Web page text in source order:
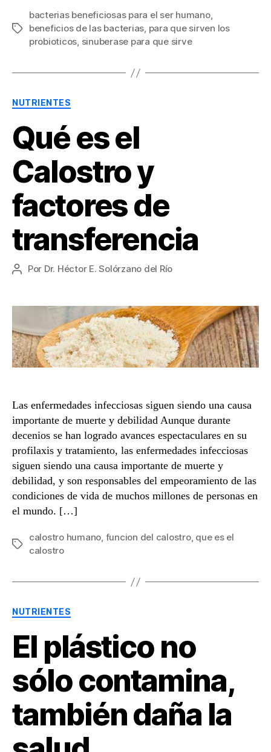
Etiquetas
bacterias beneficiosas para el ser humano,
beneficios de las bacterias, para que sirven los
probioticos, sinuberase para que sirve
NUTRIENTES
Qué es el
Calostro y
factores de
transferencia
Autor
entrada
Por Dr. Héctor E. Solórzano del Río
Las enfermedades infecciosas siguen siendo una causa
importante de muerte y debilidad Aunque durante
decenios se han logrado avances espectaculares en su
profilaxis y tratamiento, las enfermedades infecciosas
siguen siendo una causa importante de muerte y
debilidad, y son responsables del empeoramiento de las
condiciones de vida de muchos millones de personas en
el mundo. […]
Etiquetas
calostro humano, funcion del calostro, que es el
calostro
NUTRIENTES
El plástico no
sólo contamina,
también daña la